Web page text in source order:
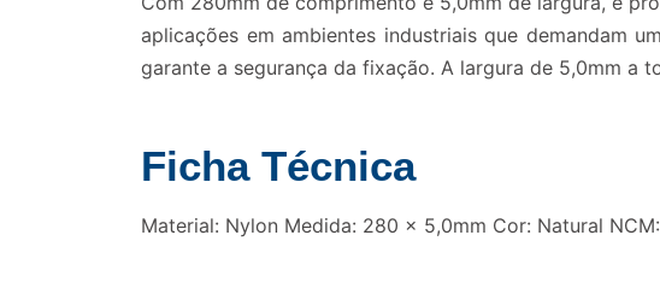
aplicações em ambientes industriais que demandam
garante a segurança da fixação. A largura de 5,0mm a
Ficha Técnica
Material: Nylon Medida: 280 x 5,0mm Cor: Natural